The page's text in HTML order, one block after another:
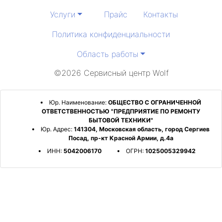
Услуги Прайс
Контакты
Политика конфиденциальности
Область работы
©2026 Сервисный центр Wolf
Юр. Наименование: ОБЩЕСТВО С ОГРАНИЧЕННОЙ
ОТВЕТСТВЕННОСТЬЮ "ПРЕДПРИЯТИЕ ПО РЕМОНТУ
БЫТОВОЙ ТЕХНИКИ"
Юр. Адрес: 141304, Московская область, город Сергиев
Посад, пр-кт Красной Армии, д.4а
ИНН:5042006170 ОГРН:1025005329942